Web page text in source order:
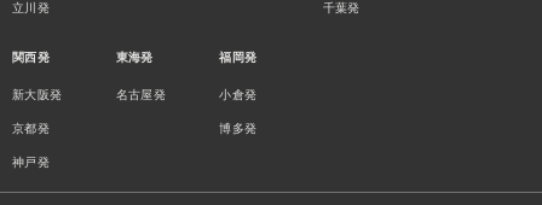
立川発 千葉発
関西発
新大阪発
京都発
神戸発
東海発
名古屋発
福岡発
小倉発
博多発